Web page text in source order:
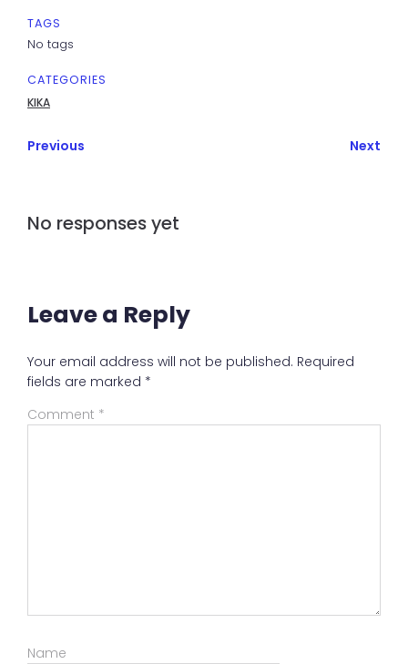
e
b
o
k
e
r
TAGS
No tags
CATEGORIES
KIKA
Previous Next
No responses yet
Leave a Reply
Your email address will not be published. Required
fields are marked *
Comment *
Name